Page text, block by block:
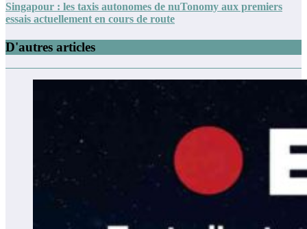
Singapour : les taxis autonomes de nuTonomy aux premiers
essais actuellement en cours de route
D'autres articles